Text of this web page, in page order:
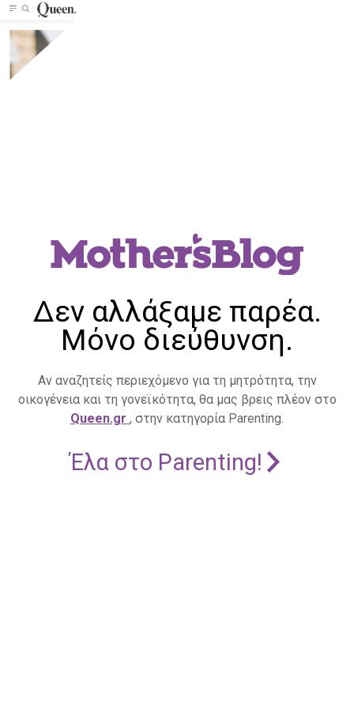
Δεν αλλάξαμε παρέα.
Μόνο διεύθυνση.
Αν αναζητείς περιεχόμενο για τη μητρότητα, την
οικογένεια και τη γονεϊκότητα, θα μας βρεις πλέον στο
Queen.gr , στην κατηγορία Parenting.
Έλα στο Parenting!